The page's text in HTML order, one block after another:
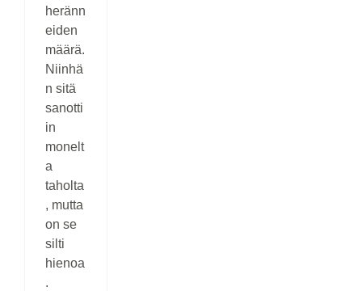
heränn
eiden
määrä.
Niinhä
n sitä
sanotti
in
monelt
a
taholta
, mutta
on se
silti
hienoa
.